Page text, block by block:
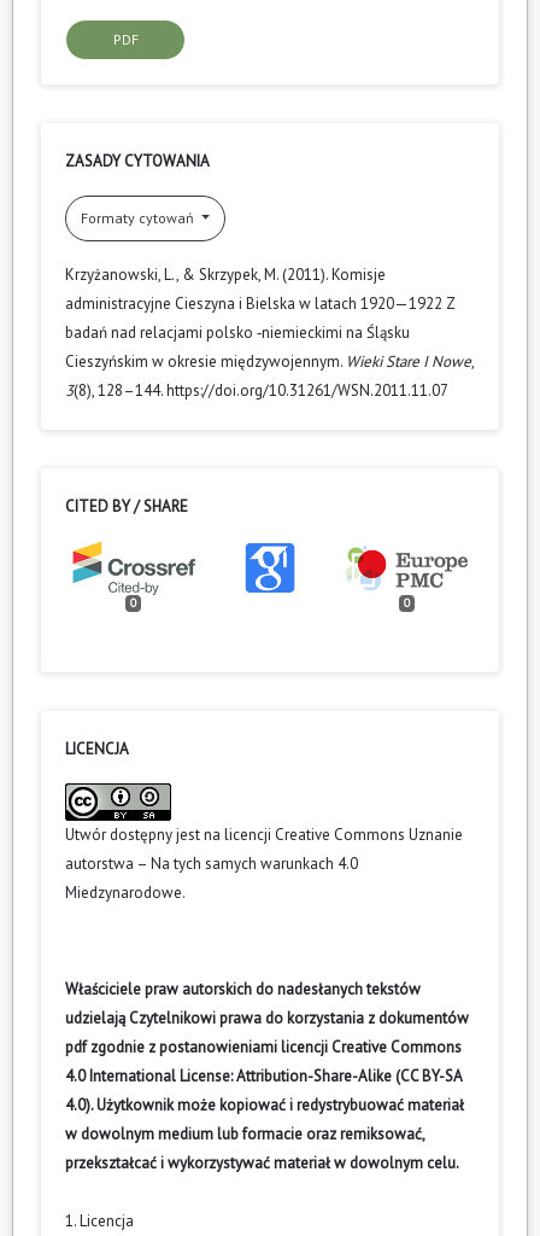
PDF
ZASADY CYTOWANIA
Formaty cytowań
Krzyżanowski, L., & Skrzypek, M. (2011). Komisje
administracyjne Cieszyna i Bielska w latach 1920—1922 Z
badań nad relacjami polsko ‑niemieckimi na Śląsku
Cieszyńskim w okresie międzywojennym. Wieki Stare I Nowe,
3(8), 128–144. https://doi.org/10.31261/WSN.2011.11.07
CITED BY / SHARE
0 0
LICENCJA
Utwór dostępny jest na licencji Creative Commons Uznanie
autorstwa – Na tych samych warunkach 4.0
Miedzynarodowe.
Właściciele praw autorskich do nadesłanych tekstów
udzielają Czytelnikowi prawa do korzystania z dokumentów
pdf zgodnie z postanowieniami licencji Creative Commons
4.0 International License: Attribution-Share-Alike (CC BY-SA
4.0). Użytkownik może kopiować i redystrybuować materiał
w dowolnym medium lub formacie oraz remiksować,
przekształcać i wykorzystywać materiał w dowolnym celu.
1. Licencja